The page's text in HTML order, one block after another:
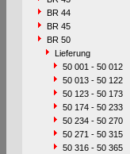
BR 44
BR 45
BR 50
Lieferung
50 001 - 50 012
50 013 - 50 122
50 123 - 50 173
50 174 - 50 233
50 234 - 50 270
50 271 - 50 315
50 316 - 50 365